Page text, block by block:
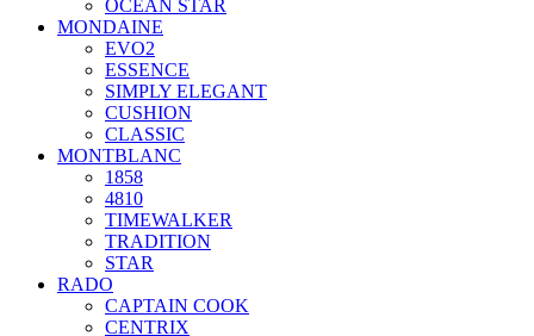
OCEAN STAR
MONDAINE
EVO2
ESSENCE
SIMPLY ELEGANT
CUSHION
CLASSIC
MONTBLANC
1858
4810
TIMEWALKER
TRADITION
STAR
RADO
CAPTAIN COOK
CENTRIX